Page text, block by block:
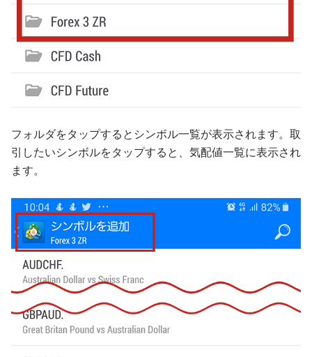
フォルダをタップするとシンボル一覧が表示されます。取
引したいシンボルをタップすると、気配値一覧に表示され
ます。